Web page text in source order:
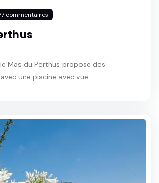
commentaires
Mas du Perthus propose des
une piscine avec vue.